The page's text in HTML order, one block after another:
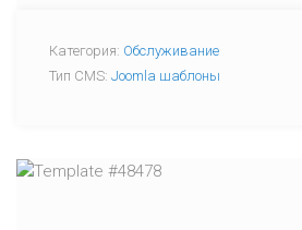
Категория: Обслуживание
Тип CMS: Joomla шаблоны